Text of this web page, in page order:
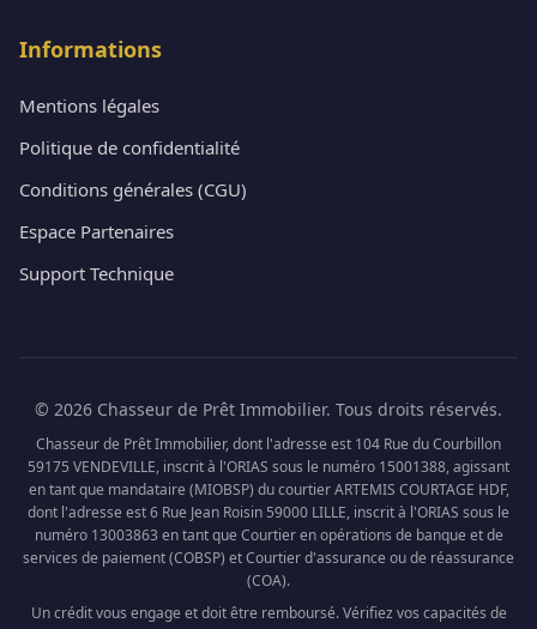
Informations
Mentions légales
Politique de confidentialité
Conditions générales (CGU)
Espace Partenaires
Support Technique
© 2026 Chasseur de Prêt Immobilier. Tous droits réservés.
Chasseur de Prêt Immobilier, dont l'adresse est 104 Rue du Courbillon
59175 VENDEVILLE, inscrit à l'ORIAS sous le numéro 15001388, agissant
en tant que mandataire (MIOBSP) du courtier ARTEMIS COURTAGE HDF,
dont l'adresse est 6 Rue Jean Roisin 59000 LILLE, inscrit à l'ORIAS sous le
numéro 13003863 en tant que Courtier en opérations de banque et de
services de paiement (COBSP) et Courtier d'assurance ou de réassurance
(COA).
Un crédit vous engage et doit être remboursé. Vérifiez vos capacités de